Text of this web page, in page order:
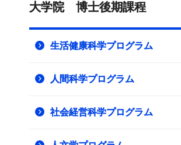
大学院 博士後期課程
生活健康科学プログラム
人間科学プログラム
社会経営科学プログラム